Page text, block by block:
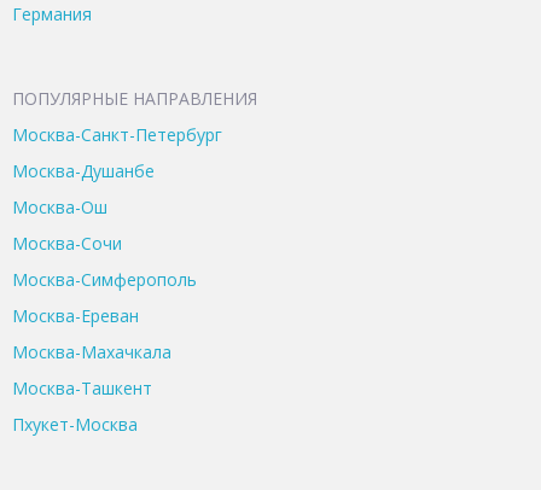
Германия
ПОПУЛЯРНЫЕ НАПРАВЛЕНИЯ
Москва-Санкт-Петербург
Москва-Душанбе
Москва-Ош
Москва-Сочи
Москва-Симферополь
Москва-Ереван
Москва-Махачкала
Москва-Ташкент
Пхукет-Москва